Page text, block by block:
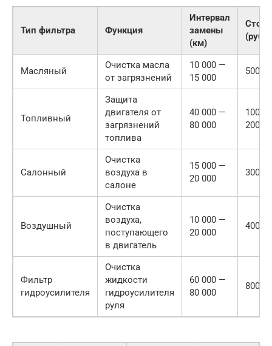
Тип фильтра Функция
Интервал
замены
(км)
(руб.)
Масляный
Очистка масла
от загрязнений
10 000 —
15 000
500 —
Топливный
Защита
двигателя от
загрязнений
топлива
40 000 —
80 000
1000
2000
Салонный
Очистка
воздуха в
салоне
15 000 —
20 000
300 —
Воздушный
Очистка
воздуха,
поступающего
в двигатель
10 000 —
20 000
400 —
Фильтр
гидроусилителя
Очистка
жидкости
гидроусилителя
руля
60 000 —
80 000
800 —